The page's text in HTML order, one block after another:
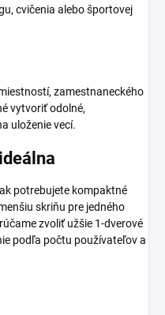
cvičenia alebo športovej
zamestnaneckého
vytvoriť odolné,
uloženie vecí.
potrebujete kompaktné
skriňu pre jedného
zvoliť užšie 1-dverové
podľa počtu používateľov a